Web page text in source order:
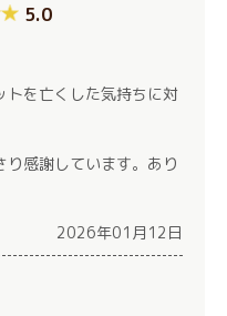
5.0
トを亡くした気持ちに対
感謝しています。あり
2026年01月12日